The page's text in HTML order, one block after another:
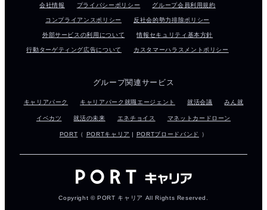
会社情報 プライバシーポリシー グループ会員利用規約
コンプライアンスポリシー 反社会的勢力排除ポリシー
外部サービスの利用について 情報セキュリティ基本方針
行動ターゲティング広告について カスタマーハラスメントポリシー